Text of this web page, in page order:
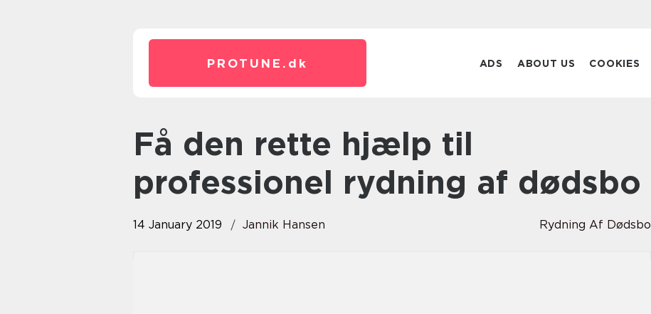
PROTUNE. dk ADS ABOUT US COOKIES
Få den rette hjælp til
professionel rydning af dødsbo
14 January 2019 Jannik Hansen Rydning Af Dødsbo